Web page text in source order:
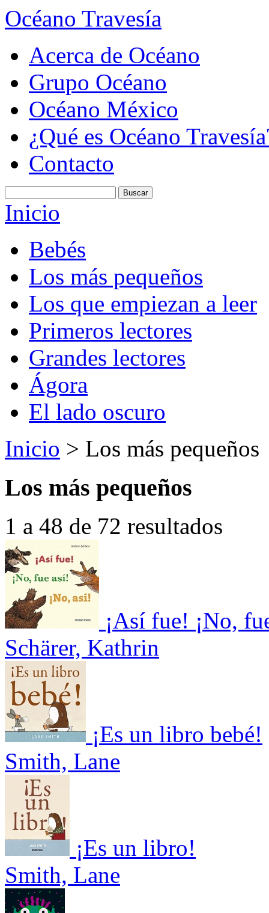
Océano Travesía
Acerca de Océano
Grupo Océano
Océano México
¿Qué es Océano
Contacto
Inicio
Bebés
Los más pequeños
Los que empiezan a leer
Primeros lectores
Grandes lectores
Ágora
El lado oscuro
Inicio > Los más pequeños
Los más pequeños
1 a 48 de 72 resultados
¡Así fue! ¡No,
Schärer, Kathrin
¡Es un libro bebé!
Smith, Lane
¡Es un libro!
Smith, Lane